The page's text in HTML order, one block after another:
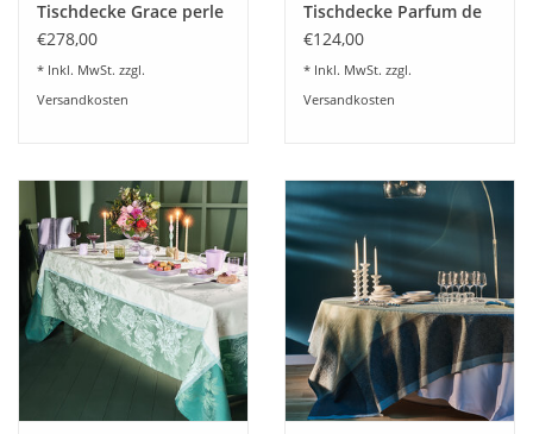
Tischdecke Grace perle
€278,00
* Inkl. MwSt. zzgl.
Versandkosten
Tischdecke Parfum de
Lavande mauve
vorgewaschen
€124,00
* Inkl. MwSt. zzgl.
Versandkosten